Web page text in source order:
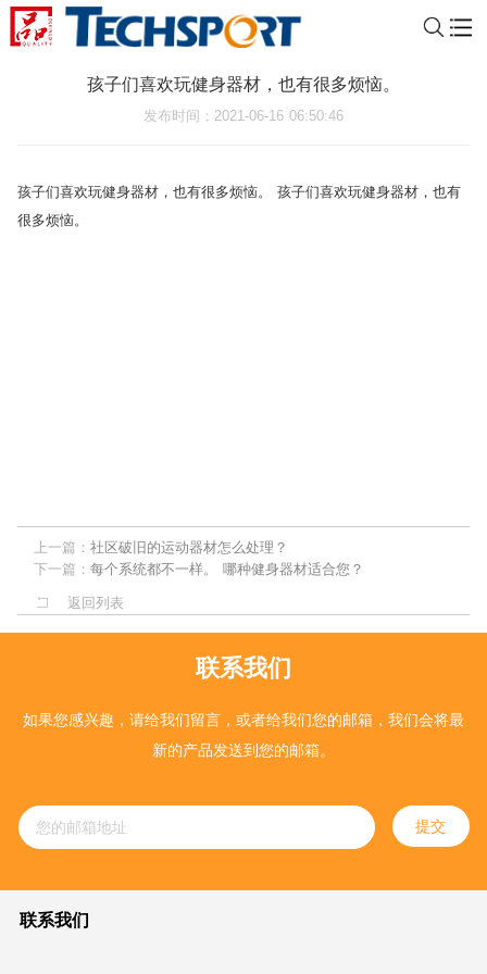
孩子们喜欢玩健身器材，也有很多烦恼。
发布时间 ：2021-06-16 06:50:46
孩子们喜欢玩健身器材，也有很多烦恼。 孩子们喜欢玩健身器材，也有
很多烦恼。
上一篇： 社区破旧的运动器材怎么处理？
下一篇： 每个系统都不一样。 哪种健身器材适合您？
返回列表
联系我们
如果您感兴趣，请给我们留言，或者给我们您的邮箱，我们会将最
新的产品发送到您的邮箱。
提交
联系我们